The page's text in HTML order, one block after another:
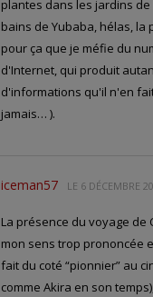
plantes dans les jardins
bains de Yubaba, hélas, la
pour ça que je méfie du
d'Internet, qui produit
d'informations qu'il n'en
jamais… ).
iceman57 LE 6 DÉCEMBRE
La présence du voyage de
mon sens trop prononcée
fait du coté “pionnier” au
comme Akira en son